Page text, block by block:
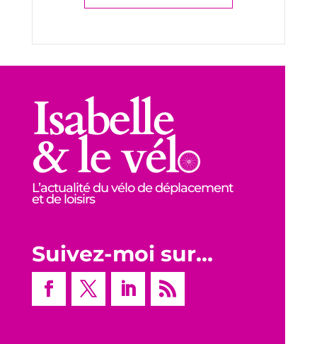
L’actualité du vélo de déplacement
et de loisirs
Suivez-moi sur…